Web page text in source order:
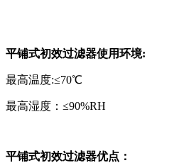
平铺式初效过滤器使用环境:
最高温度:≤70℃
最高湿度：≤90%RH
平铺式初效过滤器优点：